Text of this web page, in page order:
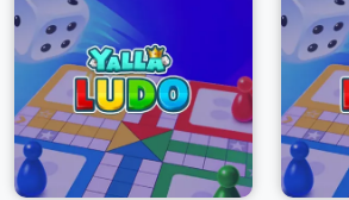
Atveriet Yalla Ludo:
Palaižiet
ierīcē.
Piekļūstiet veikalā:
Iet uz spēles
pieejama dimantu izsniegšana.
Ievadiet kodu:Ievadiet saņemto
sadaļā, lai pievienotu dimantus
Izbaudiet:Apstipriniet darījumu un
izbaudīt savus jaunus spēles